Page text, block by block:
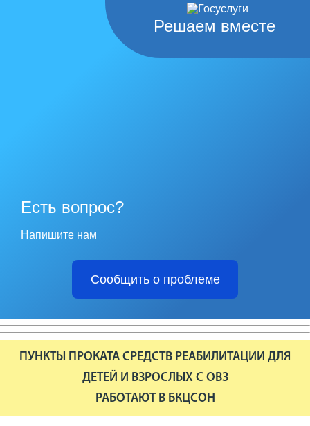
Решаем вместе
Есть вопрос?
Напишите нам
Сообщить о проблеме
ПУНКТЫ ПРОКАТА СРЕДСТВ РЕАБИЛИТАЦИИ ДЛЯ
ДЕТЕЙ И ВЗРОСЛЫХ С ОВЗ
РАБОТАЮТ В БКЦСОН